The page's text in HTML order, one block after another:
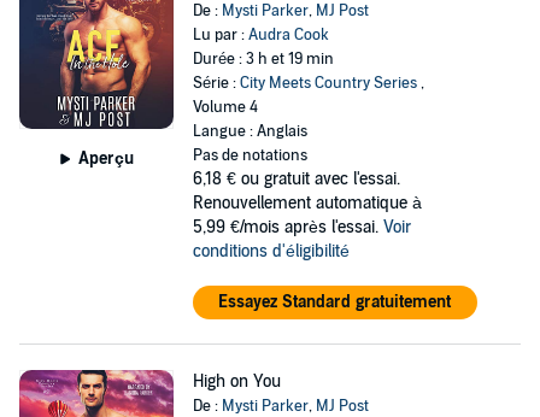
Aperçu
De : Mysti Parker, MJ Post
Lu par :Audra Cook
Durée : 3 h et 19 min
Série :City Meets Country Series,
Volume 4
Langue : Anglais
Pas de notations
6,18 € ou gratuit avec l'essai.
Renouvellement automatique à
5,99 €/mois après l'essai. Voir
conditions d'éligibilité
Essayez Standard gratuitement
High on You
De : Mysti Parker, MJ Post